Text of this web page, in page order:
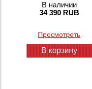
В наличии
34 390 RUB
Просмотреть
В корзину